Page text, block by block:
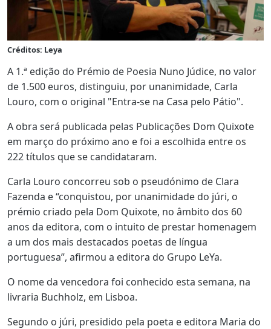
Créditos: Leya
A 1.ª edição do Prémio de Poesia Nuno Júdice, no valor
de 1.500 euros, distinguiu, por unanimidade, Carla
Louro, com o original "Entra-se na Casa pelo Pátio".
A obra será publicada pelas Publicações Dom Quixote
em março do próximo ano e foi a escolhida entre os
222 títulos que se candidataram.
Carla Louro concorreu sob o pseudónimo de Clara
Fazenda e “conquistou, por unanimidade do júri, o
prémio criado pela Dom Quixote, no âmbito dos 60
anos da editora, com o intuito de prestar homenagem
a um dos mais destacados poetas de língua
portuguesa”, afirmou a editora do Grupo LeYa.
O nome da vencedora foi conhecido esta semana, na
livraria Buchholz, em Lisboa.
Segundo o júri, presidido pela poeta e editora Maria do